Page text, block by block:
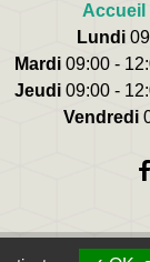
Lundi
Mardi09:00 -
Jeudi09:00 -
Vendredi